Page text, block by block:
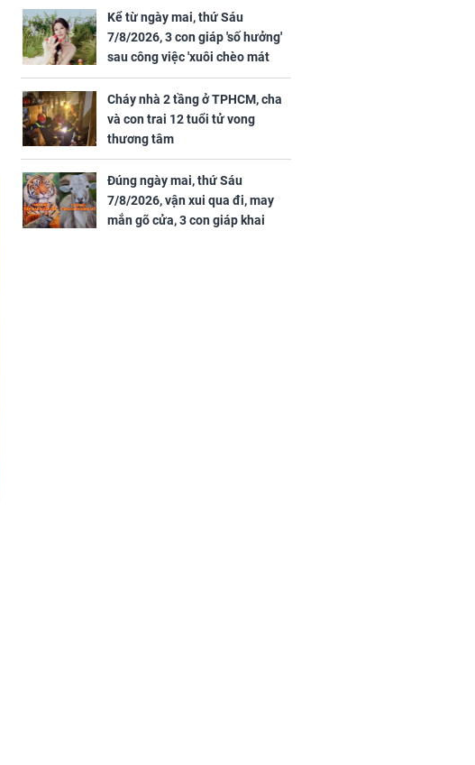
Chân dung nam diễn
ứng ngược khi than
nghèo
ảm đạm, mọi sự khó thành công
mỹ mãn
Kể từ ngày mai, thứ Sáu
7/8/2026, 3 con giáp 'số hưởng'
sau công việc 'xuôi chèo mát
mái', tiền tài 'thu về như nước',
tình duyên viên mãn
Cháy nhà 2 tầng ở TPHCM, cha
và con trai 12 tuổi tử vong
thương tâm
Đúng ngày mai, thứ Sáu
7/8/2026, vận xui qua đi, may
mắn gõ cửa, 3 con giáp khai